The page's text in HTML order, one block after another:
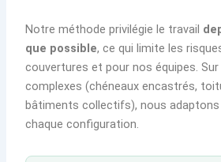
Notre méthode privilégie le travail
que possible, ce qui limite les
couvertures et pour nos équipes.
complexes (chéneaux encastrés,
bâtiments collectifs), nous
chaque configuration.